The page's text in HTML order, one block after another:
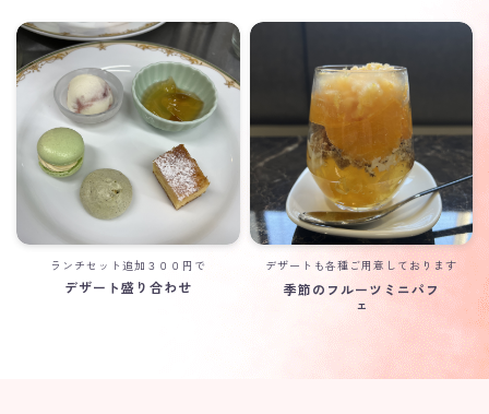
ランチセット追加３００円で
デザート盛り合わせ
デザートも各種ご用意しております
季節のフルーツミニパフ
ェ